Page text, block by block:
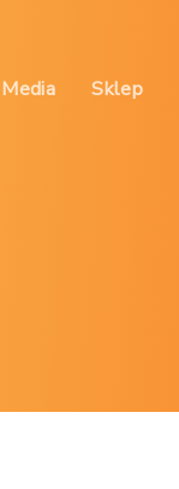
Media Sklep